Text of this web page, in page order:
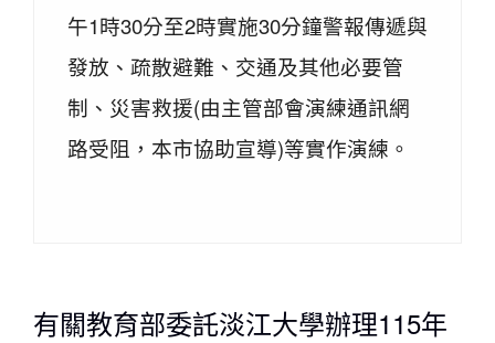
午1時30分至2時實施30分鐘警報傳遞與
發放、疏散避難、交通及其他必要管
制、災害救援(由主管部會演練通訊網
路受阻，本市協助宣導)等實作演練。
有關教育部委託淡江大學辦理115年